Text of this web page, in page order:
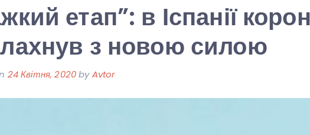
етап”: в Іспанії
з новою силою
24 Квітня, 2020byAvtor